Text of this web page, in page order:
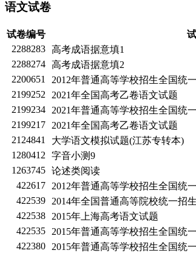
语文试卷
试卷编号
2288283 高考成语据意填1
2288274 高考成语据意填2
2200651
2012年普通高等学校招生全国统
2199252
2021年全国高考乙卷语文试题
2199234
2021年普通高等学校招生全国统
2199217
2021年全国高考乙卷语文试题
2124841
大学语文模拟试题(江苏专转本)
1280412
字音小测9
1263745 论述类阅读
422617
2012年普通高等学校招生全国统
422539
2014年全国普通高等院校统一招
422538
2015年上海高考语文试题
422535
2015年普通高等学校招生全国统
422380
2015年普通高等学校招生全国统